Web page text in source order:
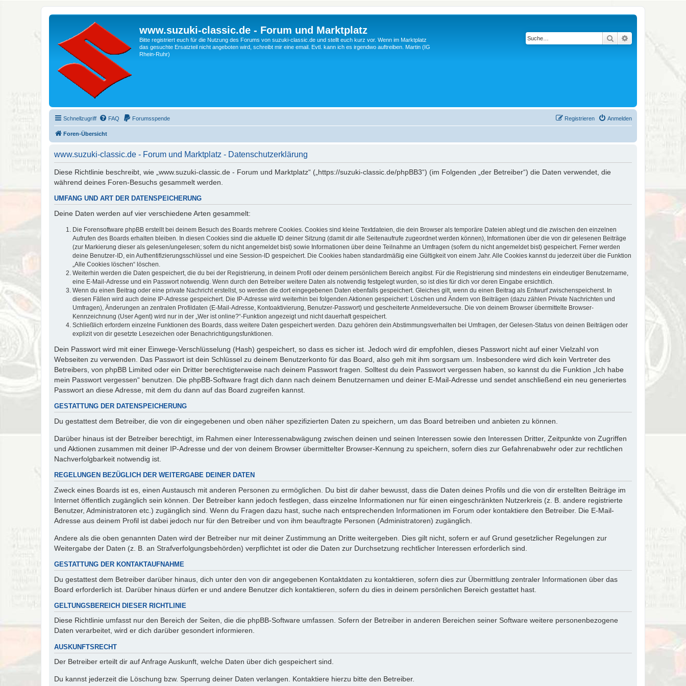
www.suzuki-classic.de - Forum und Marktplatz
Bitte registriert euch für die Nutzung des Forums von suzuki-classic.de und stellt euch kurz vor. Wenn im Marktplatz
das gesuchte Ersatzteil nicht angeboten wird, schreibt mir eine email. Evtl. kann ich es irgendwo auftreiben. Martin (IG
Rhein-Ruhr)
Suche Erweiterte Suche
Schnellzugriff FAQ Forumsspende Anmelden
Registrieren
Foren-Übersicht
www.suzuki-classic.de - Forum und Marktplatz - Datenschutzerklärung
Diese Richtlinie beschreibt, wie „www.suzuki-classic.de - Forum und Marktplatz“ („https://suzuki-classic.de/phpBB3“) (im Folgenden „der Betreiber“) die Daten verwendet, die
während deines Foren-Besuchs gesammelt werden.
UMFANG UND ART DER DATENSPEICHERUNG
Deine Daten werden auf vier verschiedene Arten gesammelt:
Die Forensoftware phpBB erstellt bei deinem Besuch des Boards mehrere Cookies. Cookies sind kleine Textdateien, die dein Browser als temporäre Dateien ablegt und die zwischen den einzelnen
Aufrufen des Boards erhalten bleiben. In diesen Cookies sind die aktuelle ID deiner Sitzung (damit dir alle Seitenaufrufe zugeordnet werden können), Informationen über die von dir gelesenen Beiträge
(zur Markierung dieser als gelesen/ungelesen; sofern du nicht angemeldet bist) sowie Informationen über deine Teilnahme an Umfragen (sofern du nicht angemeldet bist) gespeichert. Ferner werden
deine Benutzer-ID, ein Authentifizierungsschlüssel und eine Session-ID gespeichert. Die Cookies haben standardmäßig eine Gültigkeit von einem Jahr. Alle Cookies kannst du jederzeit über die Funktion
„Alle Cookies löschen“ löschen.
Weiterhin werden die Daten gespeichert, die du bei der Registrierung, in deinem Profil oder deinem persönlichem Bereich angibst. Für die Registrierung sind mindestens ein eindeutiger Benutzername,
eine E-Mail-Adresse und ein Passwort notwendig. Wenn durch den Betreiber weitere Daten als notwendig festgelegt wurden, so ist dies für dich vor deren Eingabe ersichtlich.
Wenn du einen Beitrag oder eine private Nachricht erstellst, so werden die dort eingegebenen Daten ebenfalls gespeichert. Gleiches gilt, wenn du einen Beitrag als Entwurf zwischenspeicherst. In
diesen Fällen wird auch deine IP-Adresse gespeichert. Die IP-Adresse wird weiterhin bei folgenden Aktionen gespeichert: Löschen und Ändern von Beiträgen (dazu zählen Private Nachrichten und
Umfragen), Änderungen an zentralen Profildaten (E-Mail-Adresse, Kontoaktivierung, Benutzer-Passwort) und gescheiterte Anmeldeversuche. Die von deinem Browser übermittelte Browser-
Kennzeichnung (User Agent) wird nur in der „Wer ist online?“-Funktion angezeigt und nicht dauerhaft gespeichert.
Schließlich erfordern einzelne Funktionen des Boards, dass weitere Daten gespeichert werden. Dazu gehören dein Abstimmungsverhalten bei Umfragen, der Gelesen-Status von deinen Beiträgen oder
explizit von dir gesetzte Lesezeichen oder Benachrichtigungsfunktionen.
Dein Passwort wird mit einer Einwege-Verschlüsselung (Hash) gespeichert, so dass es sicher ist. Jedoch wird dir empfohlen, dieses Passwort nicht auf einer Vielzahl von
Webseiten zu verwenden. Das Passwort ist dein Schlüssel zu deinem Benutzerkonto für das Board, also geh mit ihm sorgsam um. Insbesondere wird dich kein Vertreter des
Betreibers, von phpBB Limited oder ein Dritter berechtigterweise nach deinem Passwort fragen. Solltest du dein Passwort vergessen haben, so kannst du die Funktion „Ich habe
mein Passwort vergessen“ benutzen. Die phpBB-Software fragt dich dann nach deinem Benutzernamen und deiner E-Mail-Adresse und sendet anschließend ein neu generiertes
Passwort an diese Adresse, mit dem du dann auf das Board zugreifen kannst.
GESTATTUNG DER DATENSPEICHERUNG
Du gestattest dem Betreiber, die von dir eingegebenen und oben näher spezifizierten Daten zu speichern, um das Board betreiben und anbieten zu können.
Darüber hinaus ist der Betreiber berechtigt, im Rahmen einer Interessenabwägung zwischen deinen und seinen Interessen sowie den Interessen Dritter, Zeitpunkte von Zugriffen
und Aktionen zusammen mit deiner IP-Adresse und der von deinem Browser übermittelter Browser-Kennung zu speichern, sofern dies zur Gefahrenabwehr oder zur rechtlichen
Nachverfolgbarkeit notwendig ist.
REGELUNGEN BEZÜGLICH DER WEITERGABE DEINER DATEN
Zweck eines Boards ist es, einen Austausch mit anderen Personen zu ermöglichen. Du bist dir daher bewusst, dass die Daten deines Profils und die von dir erstellten Beiträge im
Internet öffentlich zugänglich sein können. Der Betreiber kann jedoch festlegen, dass einzelne Informationen nur für einen eingeschränkten Nutzerkreis (z. B. andere registrierte
Benutzer, Administratoren etc.) zugänglich sind. Wenn du Fragen dazu hast, suche nach entsprechenden Informationen im Forum oder kontaktiere den Betreiber. Die E-Mail-
Adresse aus deinem Profil ist dabei jedoch nur für den Betreiber und von ihm beauftragte Personen (Administratoren) zugänglich.
Andere als die oben genannten Daten wird der Betreiber nur mit deiner Zustimmung an Dritte weitergeben. Dies gilt nicht, sofern er auf Grund gesetzlicher Regelungen zur
Weitergabe der Daten (z. B. an Strafverfolgungsbehörden) verpflichtet ist oder die Daten zur Durchsetzung rechtlicher Interessen erforderlich sind.
GESTATTUNG DER KONTAKTAUFNAHME
Du gestattest dem Betreiber darüber hinaus, dich unter den von dir angegebenen Kontaktdaten zu kontaktieren, sofern dies zur Übermittlung zentraler Informationen über das
Board erforderlich ist. Darüber hinaus dürfen er und andere Benutzer dich kontaktieren, sofern du dies in deinem persönlichen Bereich gestattet hast.
GELTUNGSBEREICH DIESER RICHTLINIE
Diese Richtlinie umfasst nur den Bereich der Seiten, die die phpBB-Software umfassen. Sofern der Betreiber in anderen Bereichen seiner Software weitere personenbezogene
Daten verarbeitet, wird er dich darüber gesondert informieren.
AUSKUNFTSRECHT
Der Betreiber erteilt dir auf Anfrage Auskunft, welche Daten über dich gespeichert sind.
Du kannst jederzeit die Löschung bzw. Sperrung deiner Daten verlangen. Kontaktiere hierzu bitte den Betreiber.